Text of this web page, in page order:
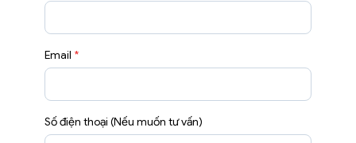
Email *
Số điện thoại (Nếu muốn tư vấn)